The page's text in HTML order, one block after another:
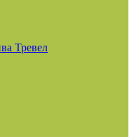
Тревел